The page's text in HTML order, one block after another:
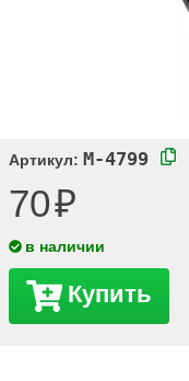
Артикул: M-4799
70
в наличии
Купить